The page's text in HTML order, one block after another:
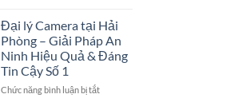
Giải
Pháp
Tối
Ty
Điện
Nhẹ
Hải
7
Đại lý Camera tại Hải
Phòng – Giải Pháp An
Ninh Hiệu Quả & Đáng
Tin Cậy Số 1
Chức năng bình luận bị tắtở